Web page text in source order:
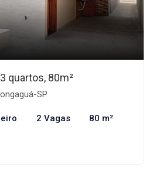
quartos, 80m²
SP
2 Vagas 80 m²